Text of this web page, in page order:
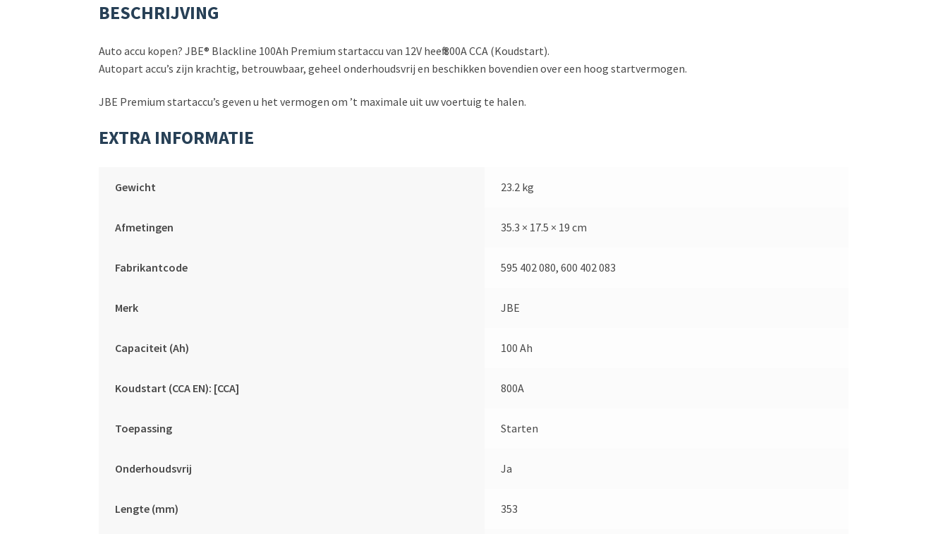
BESCHRIJVING
Auto accu kopen? JBE® Blackline 100Ah Premium startaccu van 12V heeft 800A CCA (Koudstart).
Autopart accu’s zijn krachtig, betrouwbaar, geheel onderhoudsvrij en beschikken bovendien over een hoog startvermogen.
JBE Premium startaccu’s geven u het vermogen om ’t maximale uit uw voertuig te halen.
EXTRA INFORMATIE
Gewicht 23.2 kg
Afmetingen 35.3 × 17.5 × 19 cm
Fabrikantcode 595 402 080, 600 402 083
Merk JBE
Capaciteit (Ah) 100 Ah
Koudstart (CCA EN): [CCA] 800A
Toepassing Starten
Onderhoudsvrij Ja
Lengte (mm) 353